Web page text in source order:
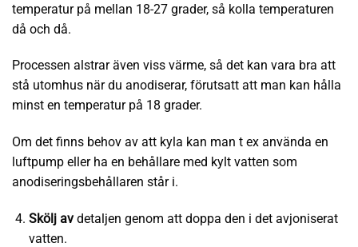
temperatur på mellan 18-27 grader, så kolla temperaturen
då och då.
Processen alstrar även viss värme, så det kan vara bra att
stå utomhus när du anodiserar, förutsatt att man kan hålla
minst en temperatur på 18 grader.
Om det finns behov av att kyla kan man t ex använda en
luftpump eller ha en behållare med kylt vatten som
anodiseringsbehållaren står i.
Skölj av detaljen genom att doppa den i det avjoniserat
vatten.